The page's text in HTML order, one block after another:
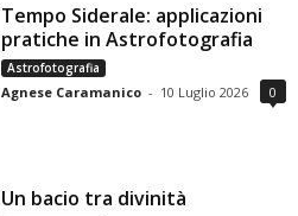
Tempo Siderale: applicazioni
pratiche in Astrofotografia
Astrofotografia
Agnese Caramanico - 10 Luglio 2026 0
Un bacio tra divinità